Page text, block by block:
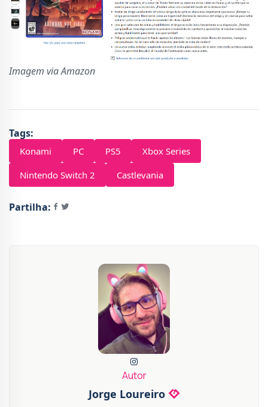
Imagem via Amazon
Tags:
Konami PC PS5
Xbox Series
Nintendo Switch 2
Castlevania
Partilha:
Autor
Jorge Loureiro